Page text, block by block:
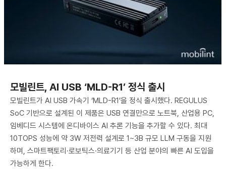
모빌린트, AI USB ‘MLD-R1’ 정식 출시
모빌린트가 AI USB 가속기 ‘MLD-R1’을 정식 출시했다. REGULUS
SoC 기반으로 설계된 이 제품은 USB 연결만으로 노트북, 산업용 PC,
임베디드 시스템에 온디바이스 AI 추론 기능을 추가할 수 있다. 최대
10TOPS 성능에 약 3W 저전력 설계로 1~3B 규모 LLM 구동을 지원
하며, 스마트팩토리·로보틱스·의료기기 등 산업 분야의 빠른 AI 도입을
가능하게 한다.